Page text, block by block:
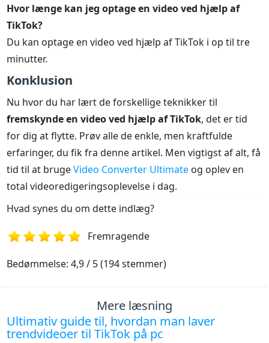
Hvor længe kan jeg optage en video ved hjælp af
TikTok?
Du kan optage en video ved hjælp af TikTok i op til tre
minutter.
Konklusion
Nu hvor du har lært de forskellige teknikker til
fremskynde en video ved hjælp af TikTok, det er tid
for dig at flytte. Prøv alle de enkle, men kraftfulde
erfaringer, du fik fra denne artikel. Men vigtigst af alt, få
tid til at brugeVideo Converter Ultimate og oplev en
total videoredigeringsoplevelse i dag.
Hvad synes du om dette indlæg?
1 2 4
Fremragende
Bedømmelse: 4,9 / 5 (194 stemmer)
Mere læsning
Ultimativ guide til, hvordan man laver
trendvideoer til TikTok på pc